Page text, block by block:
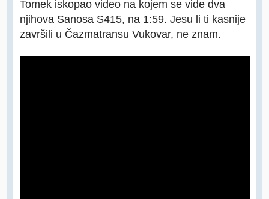
Tomek iskopao video na kojem se vide dva
njihova Sanosa S415, na 1:59. Jesu li ti kasnije
završili u Čazmatransu Vukovar, ne znam.